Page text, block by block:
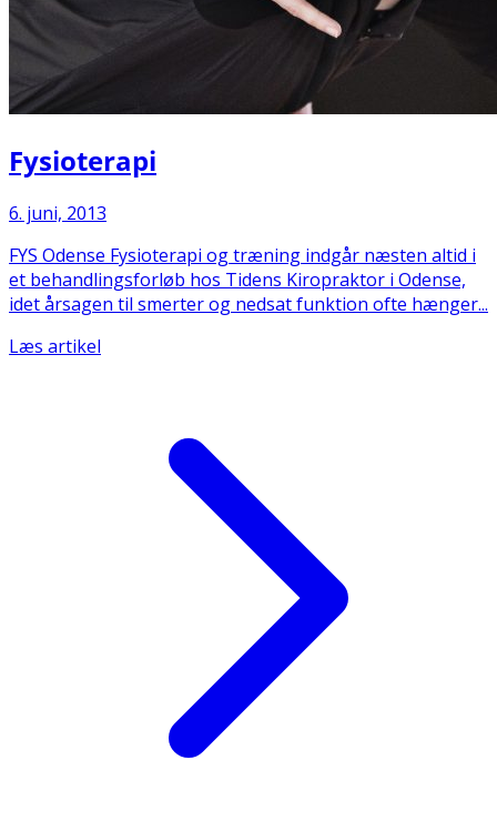
Fysioterapi
6. juni, 2013
FYS Odense Fysioterapi og træning indgår næsten altid i
et behandlingsforløb hos Tidens Kiropraktor i Odense,
idet årsagen til smerter og nedsat funktion ofte hænger...
Læs artikel